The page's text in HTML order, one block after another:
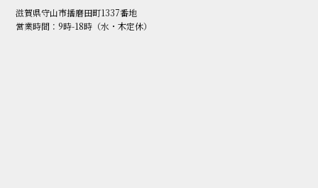
滋賀県守山市播磨田町1337番地
営業時間：9時-18時（水・木定休）